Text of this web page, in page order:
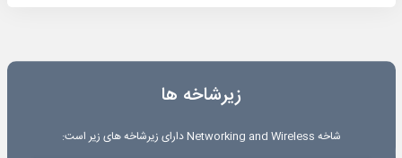
زیرشاخه ها
شاخه Networking and Wireless دارای زیرشاخه های زیر است: